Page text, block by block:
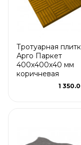
Тротуарная
Арго Паркет
400x400x40 мм
коричневая
1